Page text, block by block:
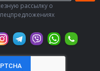
рассылку о